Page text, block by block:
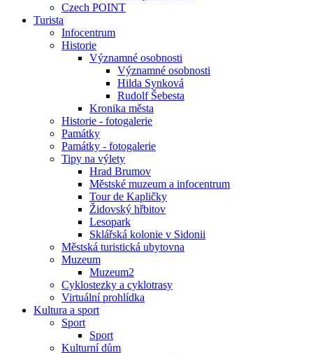
Czech POINT
Turista
Infocentrum
Historie
Významné osobnosti
Významné osobnosti
Hilda Synková
Rudolf Šebesta
Kronika města
Historie - fotogalerie
Památky
Památky - fotogalerie
Tipy na výlety
Hrad Brumov
Městské muzeum a infocentrum
Tour de Kapličky
Židovský hřbitov
Lesopark
Sklářská kolonie v Sidonii
Městská turistická ubytovna
Muzeum
Muzeum2
Cyklostezky a cyklotrasy
Virtuální prohlídka
Kultura a sport
Sport
Sport
Kulturní dům